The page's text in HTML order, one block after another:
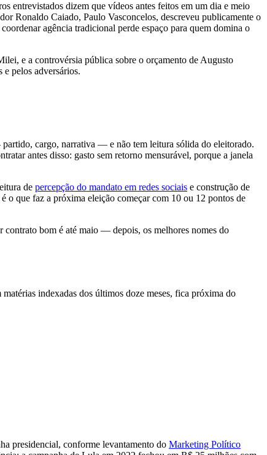
entrevistados dizem que vídeos antes feitos em um dia e meio
Ronaldo Caiado, Paulo Vasconcelos, descreveu publicamente o
agência tradicional perde espaço para quem domina o
e a controvérsia pública sobre o orçamento de Augusto
pelos adversários.
cargo, narrativa — e não tem leitura sólida do eleitorado.
antes disso: gasto sem retorno mensurável, porque a janela
de percepção do mandato em redes sociais e construção de
o que faz a próxima eleição começar com 10 ou 12 pontos de
bom é até maio — depois, os melhores nomes do
indexadas dos últimos doze meses, fica próxima do
presidencial, conforme levantamento do Marketing Político